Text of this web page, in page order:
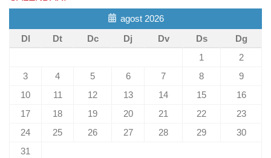
agost 2026
Dl
Dt Dc Dj Dv Ds
Dg
1
2
3
4 5 6 7 8
9
10
11 12 13 14 15
16
17
18 19 20 21 22
23
24
25 26 27 28 29
30
31